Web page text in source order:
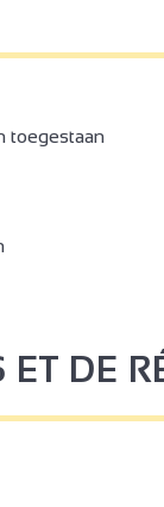
toegestaan
DE